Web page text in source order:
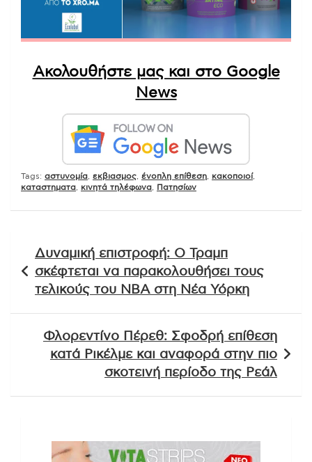
Ακολουθήστε μας και στο Google
News
Tags: αστυνομία εκβιασμος ένοπλη επίθεση κακοποιοί,
καταστηματα
κινητά τηλέφωνα Πατησίων
άρθρων
Δυναμική επιστροφή: Ο Τραμπ
σκέφτεται να παρακολουθήσει τους
τελικούς του NBA στη Νέα Υόρκη
Φλορεντίνο Πέρεθ: Σφοδρή επίθεση
κατά Ρικέλμε και αναφορά στην πιο
σκοτεινή περίοδο της Ρεάλ